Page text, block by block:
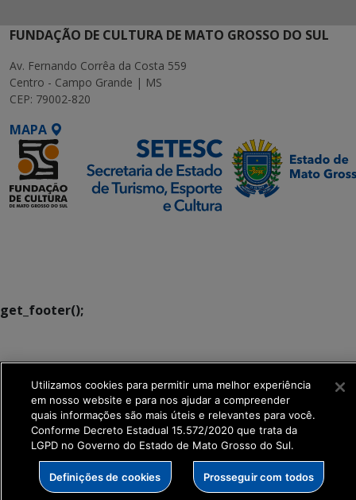
FUNDAÇÃO DE CULTURA DE MATO GROSSO DO SUL
Av. Fernando Corrêa da Costa 559
Centro - Campo Grande | MS
CEP: 79002-820
MAPA
get_footer();
Utilizamos cookies para permitir uma melhor experiência
em nosso website e para nos ajudar a compreender
quais informações são mais úteis e relevantes para você.
Conforme Decreto Estadual 15.572/2020 que trata da
LGPD no Governo do Estado de Mato Grosso do Sul.
Definições de cookies Prosseguir com todos